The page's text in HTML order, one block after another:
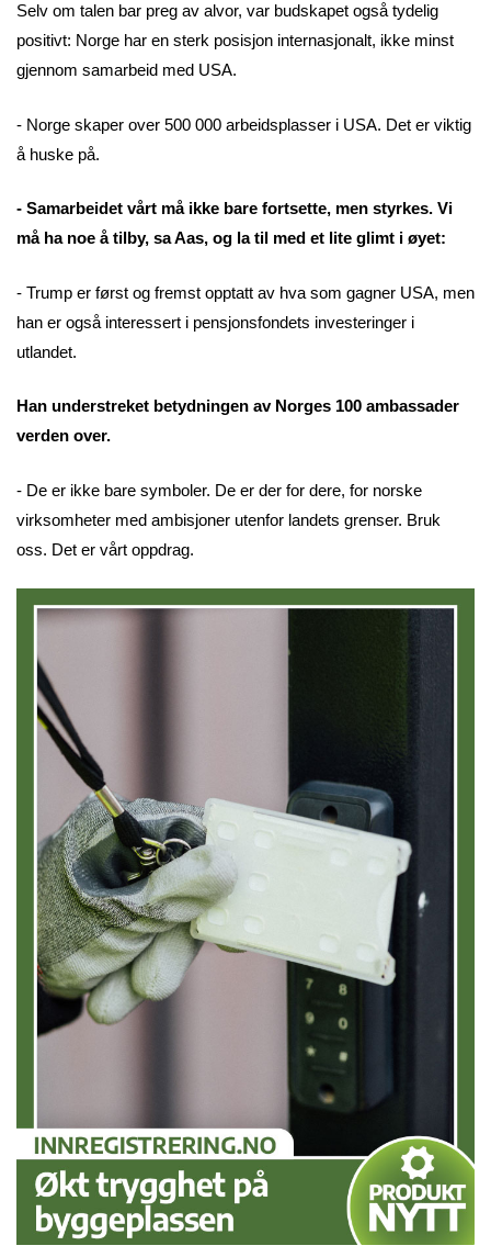
Selv om talen bar preg av alvor, var budskapet også tydelig
positivt: Norge har en sterk posisjon internasjonalt, ikke minst
gjennom samarbeid med USA.
- Norge skaper over 500 000 arbeidsplasser i USA. Det er viktig
å huske på.
- Samarbeidet vårt må ikke bare fortsette, men styrkes. Vi
må ha noe å tilby, sa Aas, og la til med et lite glimt i øyet:
- Trump er først og fremst opptatt av hva som gagner USA, men
han er også interessert i pensjonsfondets investeringer i
utlandet.
Han understreket betydningen av Norges 100 ambassader
verden over.
- De er ikke bare symboler. De er der for dere, for norske
virksomheter med ambisjoner utenfor landets grenser. Bruk
oss. Det er vårt oppdrag.